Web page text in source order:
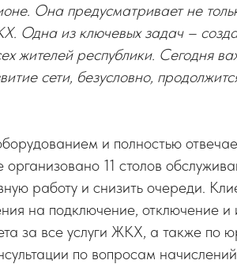
Она предусматривает не
Одна из ключевых задач –
жителей республики. Сегодня
сети, безусловно,
и полностью
11 столов
работу и снизить очереди.
на подключение, отключение
за все услуги ЖКХ, а также по
по вопросам